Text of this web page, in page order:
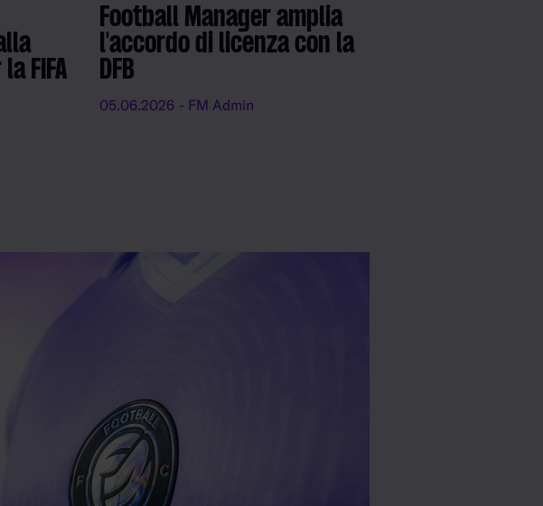
FIFA
Football Manager amplia
l'accordo di licenza con la
DFB
05.06.2026 - FM Admin